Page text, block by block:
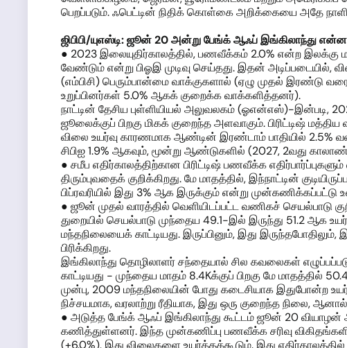
பெறப்படும். ஃபெட்டின் நிதிக் கொள்கை அறிக்கையை அதே
ஜிபிபி/யுஎஸ்டி: ஜூன்20அன்றுபேங்க் ஆஃப் இங்கிலாந்துஎன்ன
● 2023 இலையுதிர்காலத்தில், பணவீக்கம் 2.0% என்ற
வேண்டும் என்று பிஓஇ முடிவு செய்தது. இதன்
(எம்பிசி) பெரும்பான்மை வாக்குகளால் (ஏழு முதல் இரண்டு
உறுப்பினர்கள் 5.0% ஆகக் குறைக்க வாக்களித்தனர்).
நாட்டின் தேசிய புள்ளியியல் அலுவலகம் (ஓஎன்எஸ்)-இன்படி,
ஜூலைக்குப் பிறகு மிகக் குறைந்த அளவாகும். பிரிட்டிஷ்
விலை உயர்வு காரணமாக ஆண்டின் இரண்டாம் பாதியில் 2.5%
சிபிஐ 1.9% ஆகவும், மூன்று ஆண்டுகளில் (2027, 2வது
● சமீப எதிர்காலத்திற்கான பிரிட்டிஷ் பணவீக்க
திரும்புவதைக் குறிக்கிறது. மே மாதத்தில், இந்நாட்டின்
பிப்ரவரியில் இது 3% ஆக இருக்கும் என்று முன்கணிக்கப்பட்டு
● ஜூன் முதல் வாரத்தில் வெளியிடப்பட்ட வணிகச் செயல்பாடு
துறையில் செயல்பாடு முந்தைய 49.1-இல் இருந்து 51.2 ஆக
மந்தநிலையைக் காட்டியது. இருப்பினும், இது
பிரிக்கிறது.
இங்கிலாந்து தொழிலாளர் சந்தையால் சில கவலைகள்
காட்டியது - முந்தைய மாதம் 8.4Kக்குப் பிறகு மே மாதத்தில்
முன்பு, 2009 மந்தநிலையின் போது கடைசியாக இதுபோன்ற
நிச்சயமாக, வரலாற்று ரீதியாக, இது ஒரு குறைந்த நிலை,
● அடுத்த பேங்க் ஆஃப் இங்கிலாந்து கூட்டம் ஜூன் 20 வியாழன்
கணித்துள்ளனர். இந்த முன்கணிப்பு பணவீக்க சரிவு
(+6.0%), இது விலைகளை உயர்த்தக்கூடும். இது